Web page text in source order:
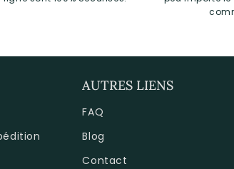
AUTRES LIENS
FAQ
Blog
Contact